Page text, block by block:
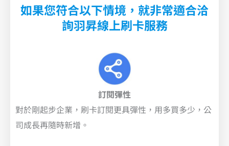
如果您符合以下情境，就非常適合洽
詢羽昇線上刷卡服務
訂閱彈性
對於剛起步企業，刷卡訂閱更具彈性，用多買多少，公
司成長再隨時新增。